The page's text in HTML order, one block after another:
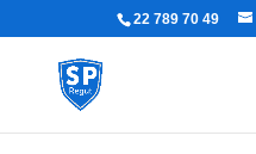
22 789 70 49